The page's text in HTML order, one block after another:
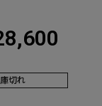
切れ